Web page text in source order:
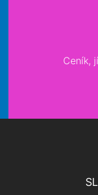
Ceník,